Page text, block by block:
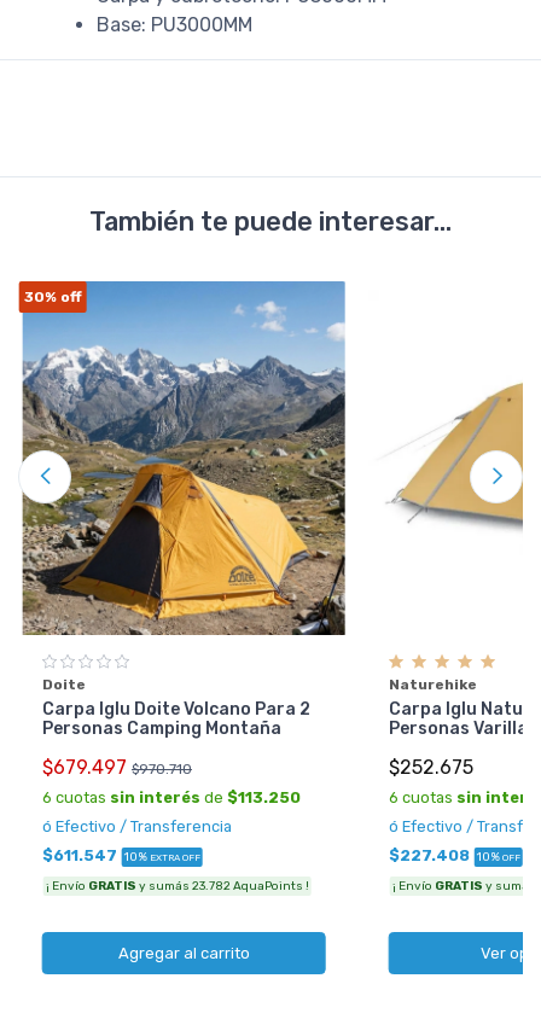
Base: PU3000MM
También te puede interesar...
30% off
Doite
Carpa Iglu Doite Volcano Para 2
Personas Camping Montaña
$679.497 $970.710
6 cuotas sin interés de $113.250
ó Efectivo / Transferencia
$611.547 10% EXTRA OFF
¡ Envío GRATIS y sumás 23.782 AquaPoints !
Agregar al carrito
Naturehike
Carpa Iglu
Personas
$252.675
6 cuotas sin
ó Efectivo /
$227.408 10% OFF
¡ Envío GRATIS y sumás
Ver